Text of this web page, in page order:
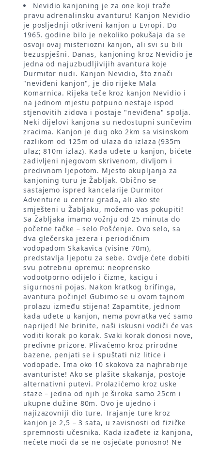
Nevidio kanjoning je za one koji traže
pravu adrenalinsku avanturu! Kanjon Nevidio
je posljednji otkriveni kanjon u Evropi. Do
1965. godine bilo je nekoliko pokušaja da se
osvoji ovaj misteriozni kanjon, ali svi su bili
bezuspješni. Danas, kanjoning kroz Nevidio je
jedna od najuzbudljivijih avantura koje
Durmitor nudi. Kanjon Nevidio, što znači
"neviđeni kanjon", je dio rijeke Mala
Komarnica. Rijeka teče kroz kanjon Nevidio i
na jednom mjestu potpuno nestaje ispod
stjenovitih zidova i postaje "neviđena" spolja.
Neki dijelovi kanjona su nedostupni sunčevim
zracima. Kanjon je dug oko 2km sa visinskom
razlikom od 125m od ulaza do izlaza (935m
ulaz; 810m izlaz). Kada uđete u kanjon, bićete
zadivljeni njegovom skrivenom, divljom i
predivnom ljepotom. Mjesto okupljanja za
kanjoning turu je Žabljak. Obično se
sastajemo ispred kancelarije Durmitor
Adventure u centru grada, ali ako ste
smješteni u Žabljaku, možemo vas pokupiti!
Sa Žabljaka imamo vožnju od 25 minuta do
početne tačke – selo Pošćenje. Ovo selo, sa
dva glečerska jezera i periodičnim
vodopadom Skakavica (visine 70m),
predstavlja ljepotu za sebe. Ovdje ćete dobiti
svu potrebnu opremu: neoprensko
vodootporno odijelo i čizme, kacigu i
sigurnosni pojas. Nakon kratkog brifinga,
avantura počinje! Gubimo se u ovom tajnom
prolazu između stijena! Zapamtite, jednom
kada uđete u kanjon, nema povratka već samo
naprijed! Ne brinite, naši iskusni vodiči će vas
voditi korak po korak. Svaki korak donosi nove,
predivne prizore. Plivaćemo kroz prirodne
bazene, penjati se i spuštati niz litice i
vodopade. Ima oko 10 skokova za najhrabrije
avanturiste! Ako se plašite skakanja, postoje
alternativni putevi. Prolazićemo kroz uske
staze – jedna od njih je široka samo 25cm i
ukupne dužine 80m. Ovo je ujedno i
najizazovniji dio ture. Trajanje ture kroz
kanjon je 2,5 – 3 sata, u zavisnosti od fizičke
spremnosti učesnika. Kada izađete iz kanjona,
nećete moći da se ne osjećate ponosno! Ne